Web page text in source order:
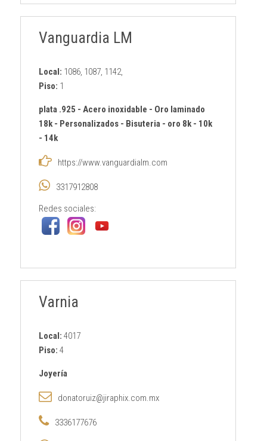
Vanguardia LM
Local: 1086, 1087, 1142,
Piso: 1
plata .925 - Acero inoxidable - Oro laminado
18k- Personalizados - Bisuteria - oro 8k - 10k
- 14k
https://www.vanguardialm.com
3317912808
Redes sociales:
Varnia
Local: 4017
Piso: 4
Joyería
donatoruiz@jiraphix.com.mx
3336177676